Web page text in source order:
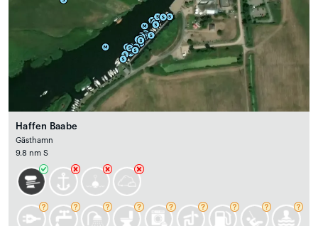
Haffen Baabe
Gästhamn
9.8 nm S